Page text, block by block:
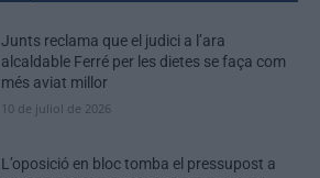
Junts reclama que el judici a l’ara
alcaldable Ferré per les dietes se faça com
més aviat millor
10 de juliol de 2026
L’oposició en bloc tomba el pressupost a